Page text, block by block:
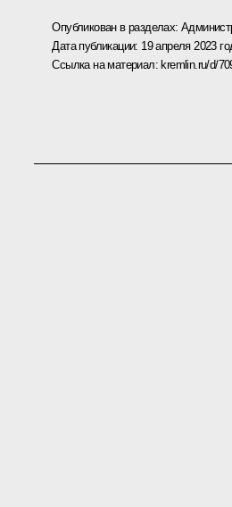
Опубликован в разделах:
Дата публикации: 19 апреля 2023
Ссылка на материал: kremlin.ru/d/